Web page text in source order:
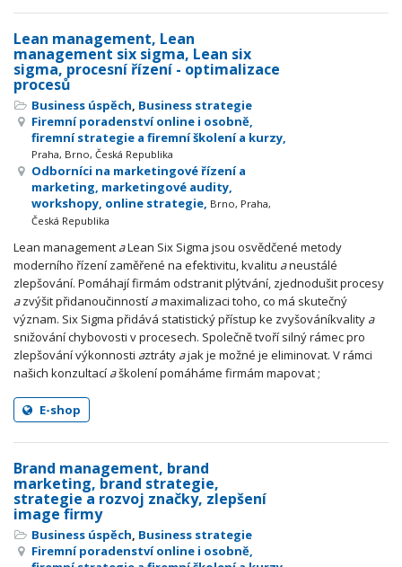
Lean management, Lean
management six sigma, Lean six
sigma, procesní řízení - optimalizace
procesů
Business úspěch, Business strategie
Firemní poradenství online i osobně,
firemní strategie a firemní školení a kurzy,
Praha, Brno, Česká Republika
Odborníci na marketingové řízení a
marketing, marketingové audity,
workshopy, online strategie, Brno, Praha,
Česká Republika
Lean management aLean Six Sigma jsou osvědčené metody
moderního řízení zaměřené na efektivitu, kvalitu aneustálé
zlepšování. Pomáhají firmám odstranit plýtvání, zjednodušit procesy
azvýšit přidanoučinností amaximalizaci toho, co má skutečný
význam. Six Sigma přidává statistický přístup ke zvyšováníkvality a
snižování chybovosti v procesech. Společně tvoří silný rámec pro
zlepšování výkonnosti aztráty ajak je možné je eliminovat. V rámci
našich konzultací aškolení pomáháme firmám mapovat ;
E-shop
Brand management, brand
marketing, brand strategie,
strategie a rozvoj značky, zlepšení
image firmy
Business úspěch, Business strategie
Firemní poradenství online i osobně,